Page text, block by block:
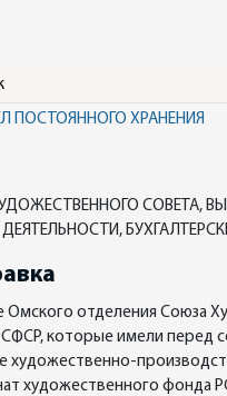
ПОСТОЯННОГО ХРАНЕНИЯ
СОВЕТА,
Омского отделения
которые имели перед
художественно-
художественного фонда